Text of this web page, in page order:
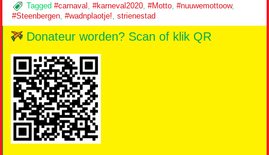
Tagged #carnaval ,#karneval2020 ,#Motto ,#nuuwemottoow,
#Steenbergen,#wadnplaotje!,strienestad
Donateur worden? Scan of klik QR